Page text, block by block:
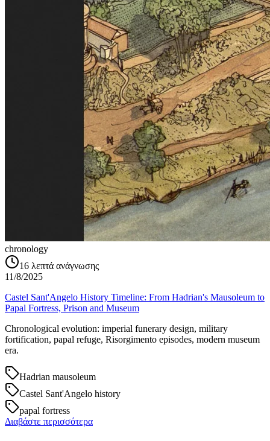
chronology
16 λεπτά ανάγνωσης
11/8/2025
Castel Sant'Angelo History Timeline: From Hadrian's Mausoleum to
Papal Fortress, Prison and Museum
Chronological evolution: imperial funerary design, military
fortification, papal refuge, Risorgimento episodes, modern museum
era.
Hadrian mausoleum
Castel Sant'Angelo history
papal fortress
Διαβάστε περισσότερα